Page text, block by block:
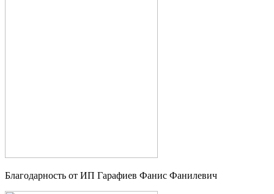
Благодарность от ИП Гарафиев Фанис Фанилевич